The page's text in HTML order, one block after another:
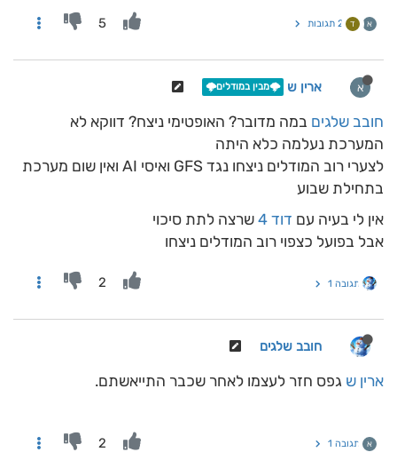
א ד 2 תגובות 5
א ארין ש 🌩️מבין במודלים🌩️
חובב שלגים במה מדובר? האופטימי ניצח? דווקא לא
המערכת נעלמה כלא היתה
לצערי רוב המודלים ניצחו נגד GFS ואיסי AI ואין שום מערכת
בתחילת שבוע
אין לי בעיה עם דוד 4
שרצה לתת סיכוי
אבל בפועל כצפוי רוב המודלים ניצחו
תגובה 1 2
חובב שלגים
ארין ש גפס חזר לעצמו לאחר שכבר התייאשתם.
א תגובה 1 2